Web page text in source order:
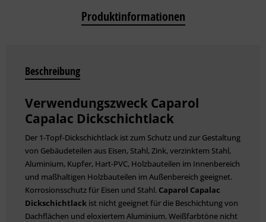
Produktinformationen
Beschreibung
Verwendungszweck Caparol
Capalac Dickschichtlack
Der 1-Topf-Dickschichtlack ist zum Schutz und zur Gestaltung
von Gebäudeteilen aus Eisen, Stahl, Zink, verzinktem Stahl,
Aluminium, Kupfer, Hart-PVC, Holzbauteilen im Innen­bereich
und maßhaltigen Holzbauteilen im Außen­bereich geeignet.
Korrosionsschutz für Eisen und Stahl. Caparol Capalac
Dickschichtlack ist nicht geeignet für die Beschichtung von
Dachflächen und eloxiertem Aluminium. Weißfarbtöne nicht